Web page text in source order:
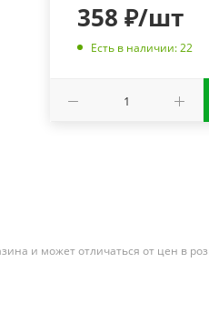
358 ₽/шт
Есть в наличии: 22
и может отличаться от цен в